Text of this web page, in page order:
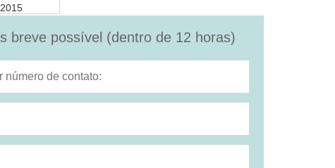
breve possível (dentro de 12 horas)